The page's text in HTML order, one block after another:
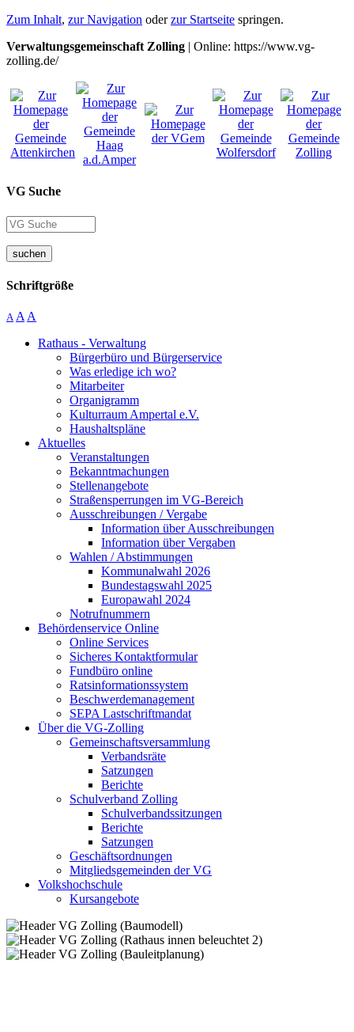
Zum Inhalt, zur Navigation oderzur Startseite springen.
Verwaltungsgemeinschaft Zolling | Online: https://www.vg-
zolling.de/
VG Suche
suchen
Schriftgröße
A A A
Rathaus - Verwaltung
Bürgerbüro und Bürgerservice
Was erledige ich wo?
Mitarbeiter
Organigramm
Kulturraum Ampertal e.V.
Haushaltspläne
Aktuelles
Veranstaltungen
Bekanntmachungen
Stellenangebote
Straßensperrungen im VG-Bereich
Ausschreibungen / Vergabe
Information über Ausschreibungen
Information über Vergaben
Wahlen / Abstimmungen
Kommunalwahl 2026
Bundestagswahl 2025
Europawahl 2024
Notrufnummern
Behördenservice Online
Online Services
Sicheres Kontaktformular
Fundbüro online
Ratsinformationssystem
Beschwerdemanagement
SEPA Lastschriftmandat
Über die VG-Zolling
Gemeinschaftsversammlung
Verbandsräte
Satzungen
Berichte
Schulverband Zolling
Schulverbandssitzungen
Berichte
Satzungen
Geschäftsordnungen
Mitgliedsgemeinden der VG
Volkshochschule
Kursangebote